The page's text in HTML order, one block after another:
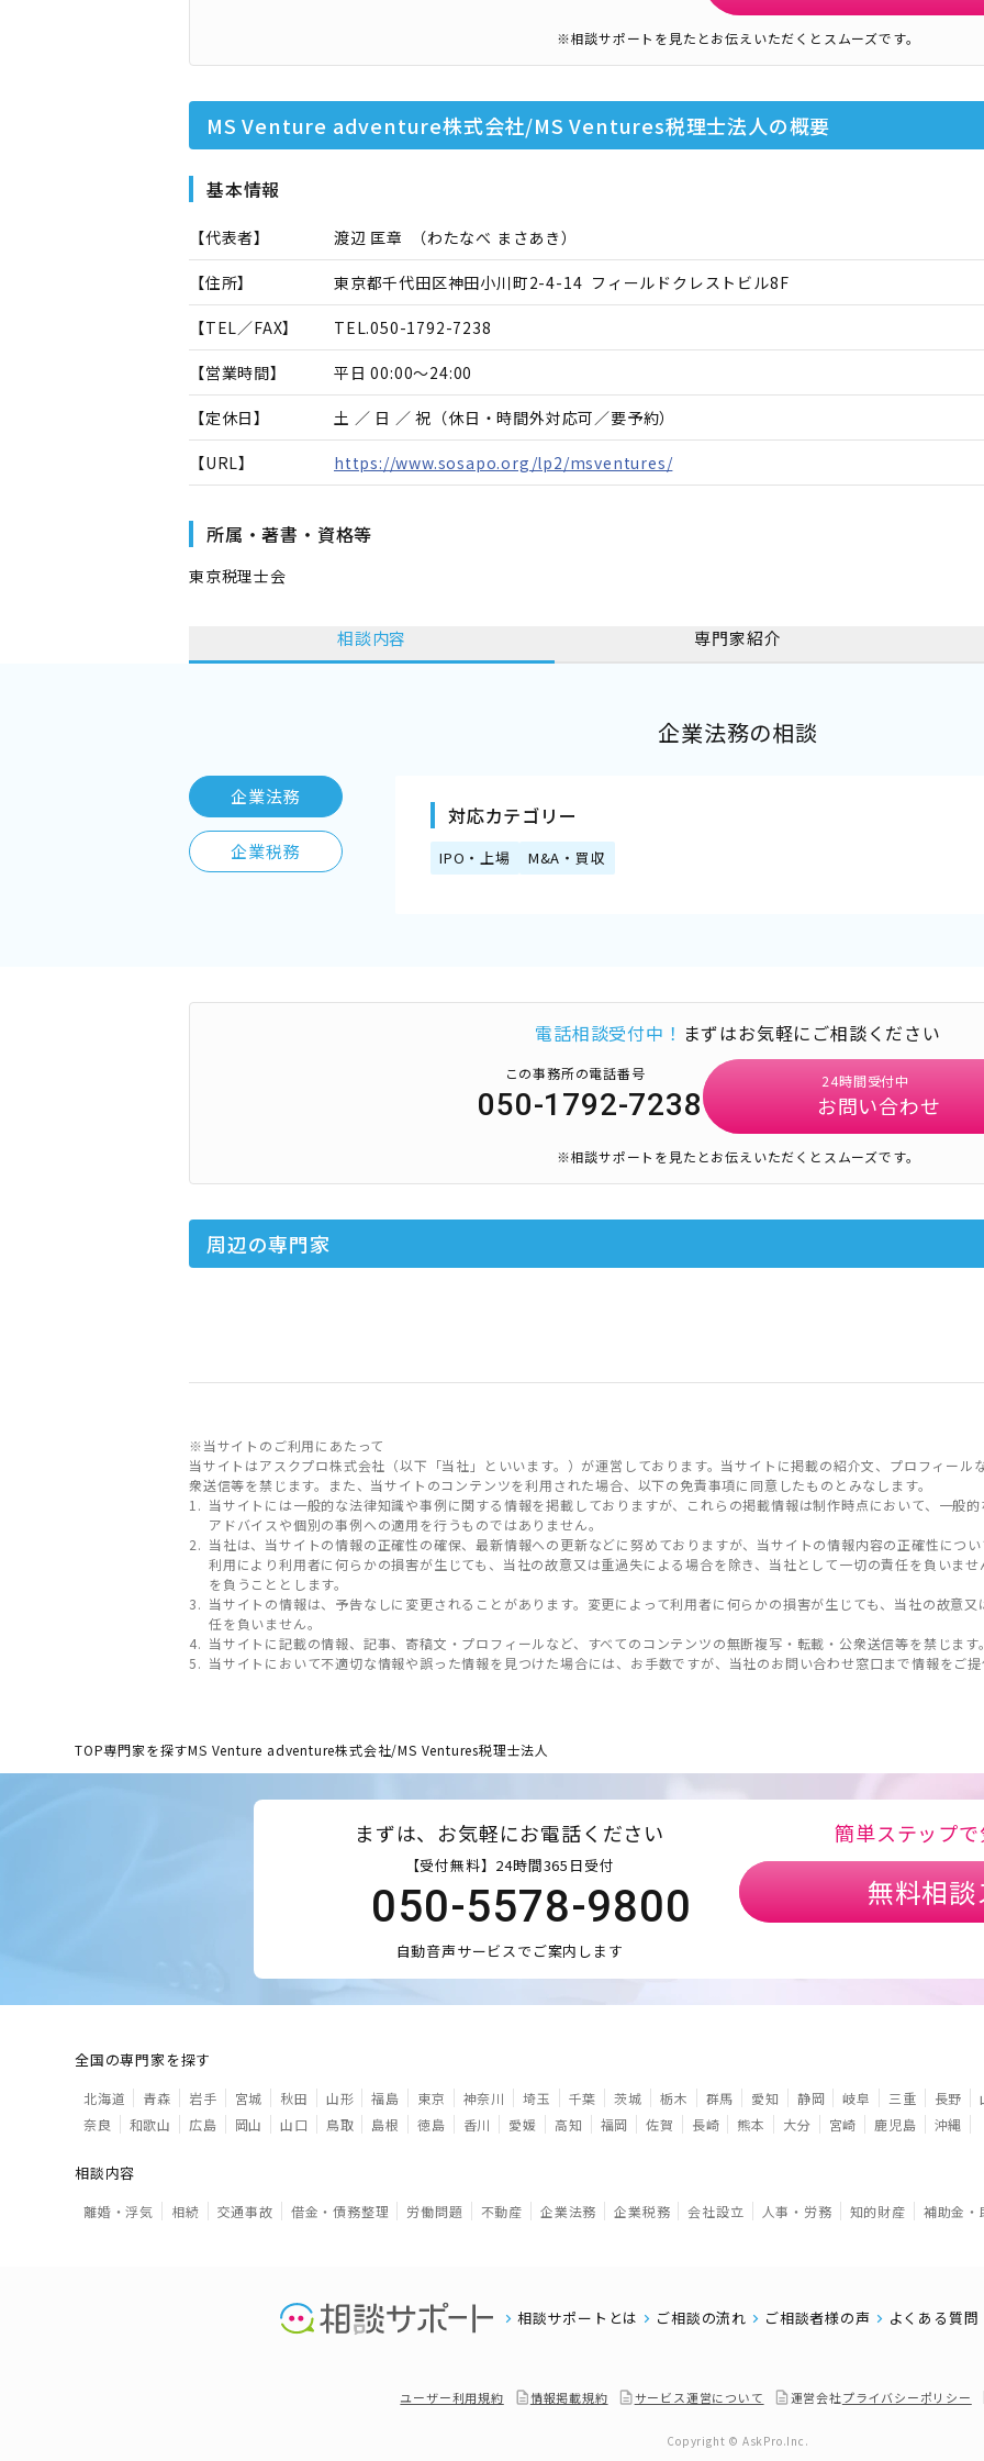
※相談サポートを見たとお伝えいただくとスムーズです。
MS Venture adventure株式会社/MS Ventures税理士法人の概要
基本情報
【代表者】 渡辺 匡章 （わたなべ まさあき）
【住所】 東京都千代田区神田小川町2-4-14 フィールドクレストビル8F
【TEL／FAX】 TEL.050-1792-7238
【営業時間】 平日 00:00～24:00
【定休日】 土 ／ 日 ／ 祝（休日・時間外対応可／要予約）
【URL】 https://www.sosapo.org/lp2/msventures/
所属・著書・資格等
東京税理士会
相談内容 専門家紹介
企業法務の相談
企業法務
企業税務
対応カテゴリー
IPO・上場 M&A・買収
電話相談受付中！ まずはお気軽にご相談ください
この事務所の電話番号
050-1792-7238
24時間受付中
お問い合わせ
※相談サポートを見たとお伝えいただくとスムーズです。
周辺の専門家
※当サイトのご利用にあたって
当サイトはアスクプロ株式会社（以下「当社」といいます。）が運営しております。当サイトに掲載の紹介文、プロフィール
衆送信等を禁じます。また、当サイトのコンテンツを利用された場合、以下の免責事項に同意したものとみなします。
当サイトには一般的な法律知識や事例に関する情報を掲載しておりますが、これらの掲載情報は制作時点において、一般
アドバイスや個別の事例への適用を行うものではありません。
当社は、当サイトの情報の正確性の確保、最新情報への更新などに努めておりますが、当サイトの情報内容の正確性につ
利用により利用者に何らかの損害が生じても、当社の故意又は重過失による場合を除き、当社として一切の責任を負いま
を負うこととします。
当サイトの情報は、予告なしに変更されることがあります。変更によって利用者に何らかの損害が生じても、当社の故意
任を負いません。
当サイトに記載の情報、記事、寄稿文・プロフィールなど、すべてのコンテンツの無断複写・転載・公衆送信等を禁じます
当サイトにおいて不適切な情報や誤った情報を見つけた場合には、お手数ですが、当社のお問い合わせ窓口まで情報をご
TOP専門家を探すMS Venture adventure株式会社/MS Ventures税理士法人
まずは、お気軽にお電話ください
【受付無料】24時間365日受付
050-5578-9800
自動音声サービスでご案内します
簡単ステップ
無料相
全国の専門家を探す
北海道 青森 岩手 宮城 秋田 山形 福島 東京 神奈川 埼玉 千葉 茨城 栃木 群馬 愛知 静岡 岐阜 三重 長野
奈良
和歌山 広島 岡山 山口 鳥取 島根 徳島 香川 愛媛 高知 福岡 佐賀 長崎 熊本 大分 宮崎 鹿児島 沖縄
相談内容
離婚・浮気 相続 交通事故 借金・債務整理 労働問題 不動産 企業法務 企業税務 会社設立 人事・労務 知的財産 補助金・
相談サポートとは ご相談の流れ ご相談者様の声 よくある質問
ユーザー利用規約 情報掲載規約 サービス運営について 運営会社プライバシーポリシー
Copyright © AskPro.Inc.